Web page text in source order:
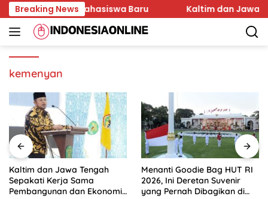
Skip
to
content
Breaking News
Karakter Mahasiswa Baru Kaltim dan Jawa
kemenyan
Kaltim dan Jawa Tengah
Sepakati Kerja Sama
Pembangunan dan Ekonomi
Menanti Goodie Bag HUT RI
2026, Ini Deretan Suvenir
yang Pernah Dibagikan di